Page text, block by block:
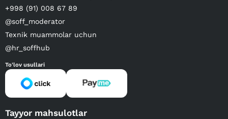
+998 (91) 008 67 89
@soff_moderator
Texnik muammolar uchun
@hr_soffhub
To'lov usullari
Tayyor mahsulotlar